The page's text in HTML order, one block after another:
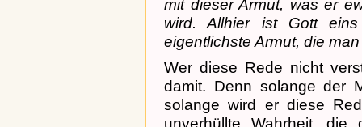
mit dieser Armut, was er
wird. Allhier ist Gott
eigentlichste Armut, die
Wer diese Rede nicht
damit. Denn solange der
solange wird er diese
unverhüllte Wahrheit,